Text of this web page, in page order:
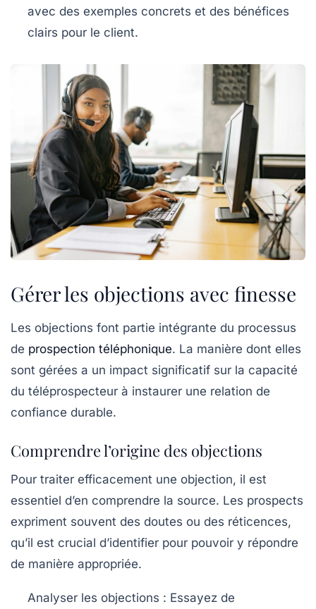
avec des exemples concrets et des bénéfices
clairs pour le client.
Gérer les objections avec finesse
Les objections font partie intégrante du processus
de prospection téléphonique. La manière dont elles
sont gérées a un impact significatif sur la capacité
du téléprospecteur à instaurer une relation de
confiance durable.
Comprendre l’origine des objections
Pour traiter efficacement une objection, il est
essentiel d’en comprendre la source. Les prospects
expriment souvent des doutes ou des réticences,
qu’il est crucial d’identifier pour pouvoir y répondre
de manière appropriée.
Analyser les objections : Essayez de